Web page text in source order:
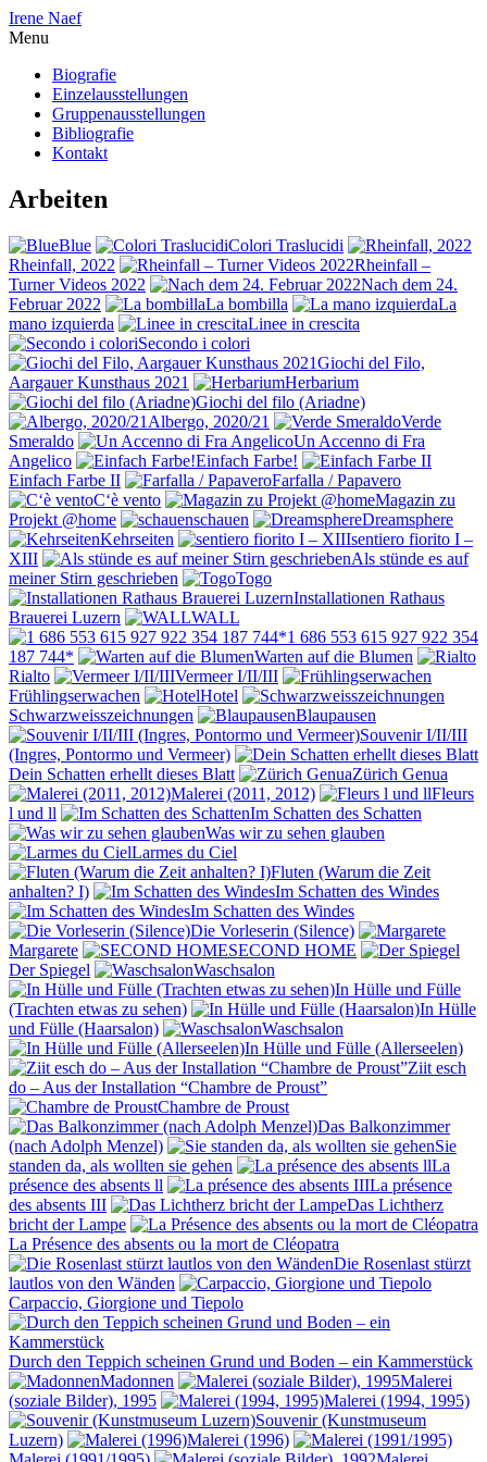
Irene Naef
Menu
Biografie
Einzelausstellungen
Gruppenausstellungen
Bibliografie
Kontakt
Arbeiten
Blue
Colori Traslucidi
Rheinfall, 2022
Rheinfall –
Turner Videos 2022
Nach dem 24.
Februar 2022
La bombilla
La
mano izquierda
Linee in crescita
Secondo i colori
Giochi del Filo,
Aargauer Kunsthaus 2021
Herbarium
Giochi del filo (Ariadne)
Albergo, 2020/21
Verde
Smeraldo
Un Accenno di Fra
Angelico
Einfach Farbe!
Einfach Farbe II
Farfalla / Papavero
C‘è vento
Magazin zu
Projekt @home
schauen
Dreamsphere
Kehrseiten
sentiero fiorito I –
XIII
Als stünde es auf
meiner Stirn geschrieben
Togo
Installationen Rathaus
Brauerei Luzern
WALL
1 686 553 615 927 922 354
187 744*
Warten auf die Blumen
Rialto
Vermeer I/II/III
Frühlingserwachen
Hotel
Schwarzweisszeichnungen
Blaupausen
Souvenir I/II/III
(Ingres, Pontormo und Vermeer)
Dein Schatten erhellt dieses Blatt
Zürich Genua
Malerei (2011, 2012)
Fleurs
l und ll
Im Schatten des Schatten
Was wir zu sehen glauben
Larmes du Ciel
Fluten (Warum die Zeit
anhalten? I)
Im Schatten des Windes
Im Schatten des Windes
Die Vorleserin (Silence)
Margarete
SECOND HOME
Der Spiegel
Waschsalon
In Hülle und Fülle
(Trachten etwas zu sehen)
In Hülle
und Fülle (Haarsalon)
Waschsalon
In Hülle und Fülle (Allerseelen)
Ziit esch
do – Aus der Installation “Chambre de Proust”
Chambre de Proust
Das Balkonzimmer
(nach Adolph Menzel)
Sie
standen da, als wollten sie gehen
La
présence des absents ll
La présence
des absents III
Das Lichtherz
bricht der Lampe
La Présence des absents ou la mort de Cléopatra
Die Rosenlast stürzt
lautlos von den Wänden
Carpaccio, Giorgione und Tiepolo
Durch den Teppich scheinen Grund und Boden – ein Kammerstück
Madonnen
Malerei
(soziale Bilder), 1995
Malerei (1994, 1995)
Souvenir (Kunstmuseum
Luzern)
Malerei (1996)